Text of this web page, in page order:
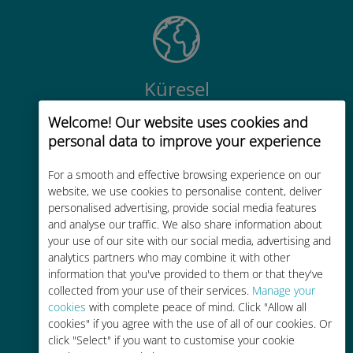
Welcome! Our website uses cookies and
personal data to improve your experience
For a smooth and effective browsing experience on our
website, we use cookies to personalise content, deliver
personalised advertising, provide social media features
and analyse our traffic. We also share information about
your use of our site with our social media, advertising and
analytics partners who may combine it with other
information that you've provided to them or that they've
collected from your use of their services. Manage your
cookies with complete peace of mind. Click "Allow all
cookies" if you agree with the use of all of our cookies. Or
click "Select" if you want to customise your cookie
Küresel
200'den fazla destinasyonda dünya
çapında yüksek kaliteli hücresel
bağlantı
Uygun maliyetli
Mevcut operatörünüzle dolaşım
ücretlerinden %90'a kadar daha
ucuz